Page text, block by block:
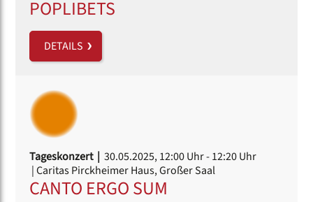
POPLIBETS
DETAILS
Tageskonzert | 30.05.2025, 12:00 Uhr- 12:20 Uhr
| Caritas Pirckheimer Haus, Großer Saal
CANTO ERGO SUM